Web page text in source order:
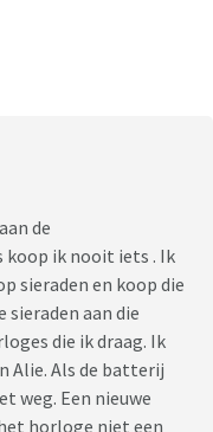
de
koop ik nooit iets . Ik
sieraden en koop die
sieraden aan die
die ik draag. Ik
Alie. Als de batterij
weg. Een nieuwe
horloge niet een